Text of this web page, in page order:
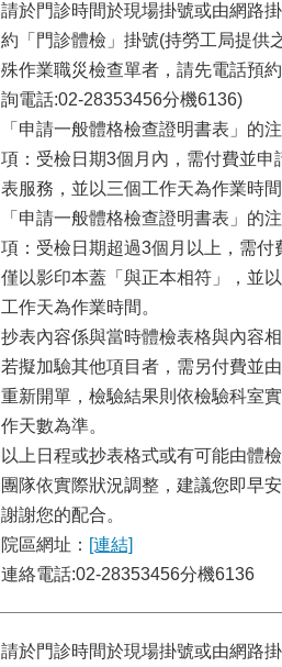
請於門診時間於現場掛號或由網路
約「門診體檢」掛號(持勞工局提供
殊作業職災檢查單者，請先電話預
詢電話:02-28353456分機6136)
「申請一般體格檢查證明書表」的
項：受檢日期3個月內，需付費並申
表服務，並以三個工作天為作業時間
「申請一般體格檢查證明書表」的
項：受檢日期超過3個月以上，需付
僅以影印本蓋「與正本相符」，並
工作天為作業時間。
抄表內容係與當時體檢表格與內容相
若擬加驗其他項目者，需另付費並
重新開單，檢驗結果則依檢驗科室
作天數為準。
以上日程或抄表格式或有可能由體
團隊依實際狀況調整，建議您即早安
謝謝您的配合。
院區網址： [連結]
連絡電話:02-28353456分機6136
請於門診時間於現場掛號或由網路